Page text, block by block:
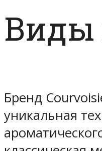
Виды
Бренд
уникальная